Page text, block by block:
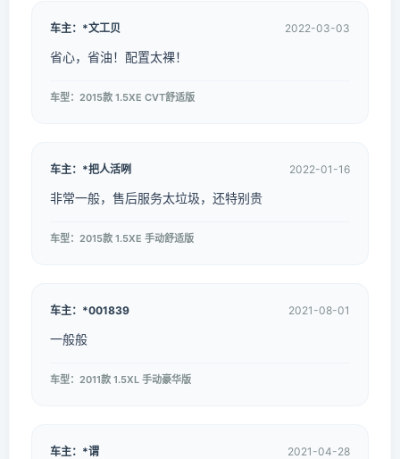
车主：*文工贝 2022-03-03
省心，省油！配置太裸！
车型：2015款 1.5XE CVT舒适版
车主：*把人活咧 2022-01-16
非常一般，售后服务太垃圾，还特别贵
车型：2015款 1.5XE 手动舒适版
车主：*001839 2021-08-01
一般般
车型：2011款 1.5XL 手动豪华版
车主：*谓 2021-04-28